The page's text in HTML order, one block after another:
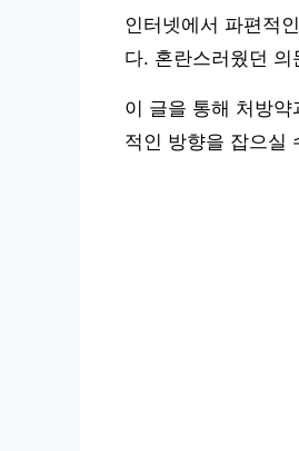
인터넷에서 파편적
다. 혼란스러웠던
이 글을 통해 처방
적인 방향을 잡으실